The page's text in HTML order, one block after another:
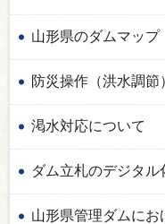
山形県のダムマップ
防災操作（洪水調節
渇水対応について
ダム立札のデジタル
山形県管理ダムに